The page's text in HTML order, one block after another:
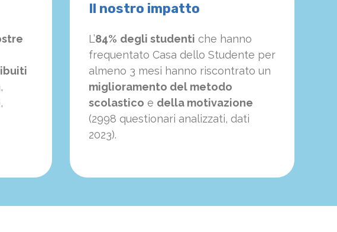
Il nostro impatto
L’84% degli studenti che hanno
frequentato Casa dello Studente per
almeno 3 mesi hanno riscontrato un
miglioramento del metodo
scolastico e della motivazione
(2998 questionari analizzati, dati
2023).